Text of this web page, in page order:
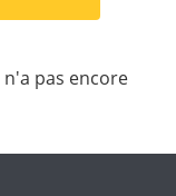
n'a pas encore